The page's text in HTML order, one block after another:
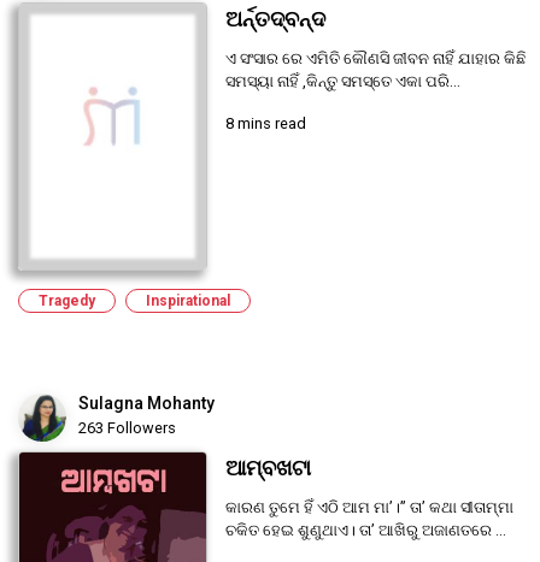
ଅର୍ନ୍ତଦ୍ବନ୍ଦ
ଏ ସଂସାର ରେ ଏମିତି କୌଣସି ଜୀବନ ନାହିଁ ଯାହାର କିଛି
ସମସ୍ୟା ନାହିଁ ,କିନ୍ତୁ ସମସ୍ତେ ଏକା ପରି...
8 mins read
Tragedy Inspirational
Sulagna Mohanty
263 Followers
ଆମ୍ବଖଟା
କାରଣ ତୁମେ ହିଁ ଏଠି ଆମ ମା’।” ତା’ କଥା ସୀତାମ୍ମା
ଚକିତ ହେଇ ଶୁଣୁଥାଏ। ତା’ ଆଖିରୁ ଅଜାଣତରେ ...